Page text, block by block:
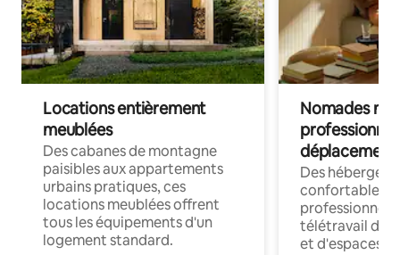
Locations entièrement
meublées
Des cabanes de montagne
paisibles aux appartements
urbains pratiques, ces
locations meublées offrent
tous les équipements d'un
logement standard.
Nomades
déplacement
Des
confortables
professionnels
télétravail
et d'espaces